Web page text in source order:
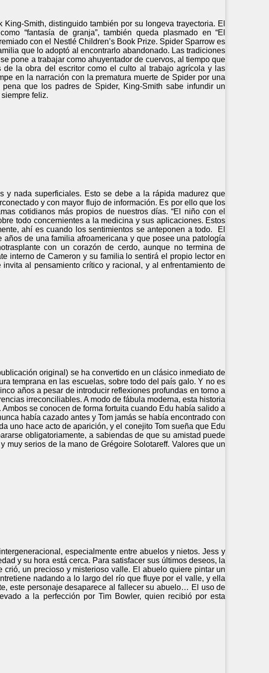
Smith, distinguido también por su longeva trayectoria. El
“fantasía de granja”, también queda plasmado en “El
con el Nestlé Children’s Book Prize. Spider Sparrow es
que lo adoptó al encontrarlo abandonado. Las tradiciones
pone a trabajar como ahuyentador de cuervos, al tiempo que
la obra del escritor como el culto al trabajo agrícola y las
en la narración con la prematura muerte de Spider por una
que los padres de Spider, King-Smith sabe infundir un
feliz.
y nada superficiales. Esto se debe a la rápida madurez que
y con mayor flujo de información. Es por ello que los
cotidianos más propios de nuestros días. “El niño con el
todo concernientes a la medicina y sus aplicaciones. Estos
ahí es cuando los sentimientos se anteponen a todo. El
de una familia afroamericana y que posee una patología
con un corazón de cerdo, aunque no termina de
interno de Cameron y su familia lo sentirá el propio lector en
al pensamiento crítico y racional, y al enfrentamiento de
original) se ha convertido en un clásico inmediato de
temprana en las escuelas, sobre todo del país galo. Y no es
años a pesar de introducir reflexiones profundas en torno a
irreconciliables. A modo de fábula moderna, esta historia
se conocen de forma fortuita cuando Edu había salido a
había cazado antes y Tom jamás se había encontrado con
uno hace acto de aparición, y el conejito Tom sueña que Edu
obligatoriamente, a sabiendas de que su amistad puede
serios de la mano de Grégoire Solotareff. Valores que un
especialmente entre abuelos y nietos. Jess y
y su hora está cerca. Para satisfacer sus últimos deseos, la
un precioso y misterioso valle. El abuelo quiere pintar un
nadando a lo largo del río que fluye por el valle, y ella
este personaje desaparece al fallecer su abuelo… El uso de
a la perfección por Tim Bowler, quien recibió por esta